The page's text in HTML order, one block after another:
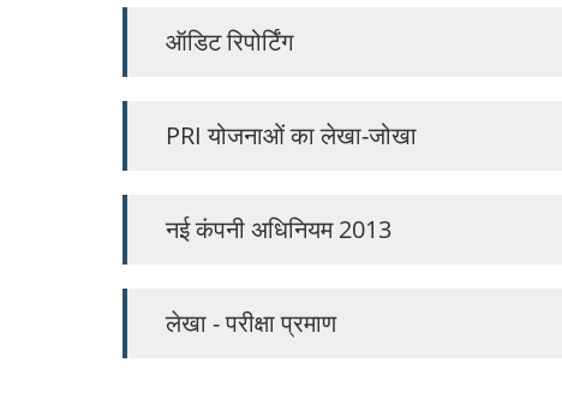
ऑडिट रिपोर्टिंग
PRI योजनाओं का लेखा-जोखा
नई कंपनी अधिनियम 2013
लेखा - परीक्षा प्रमाण